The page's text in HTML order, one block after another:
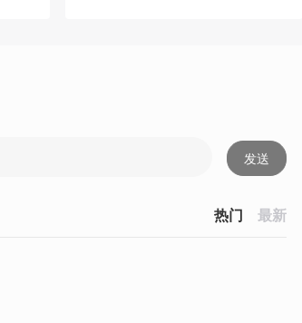
发送
热门 最新